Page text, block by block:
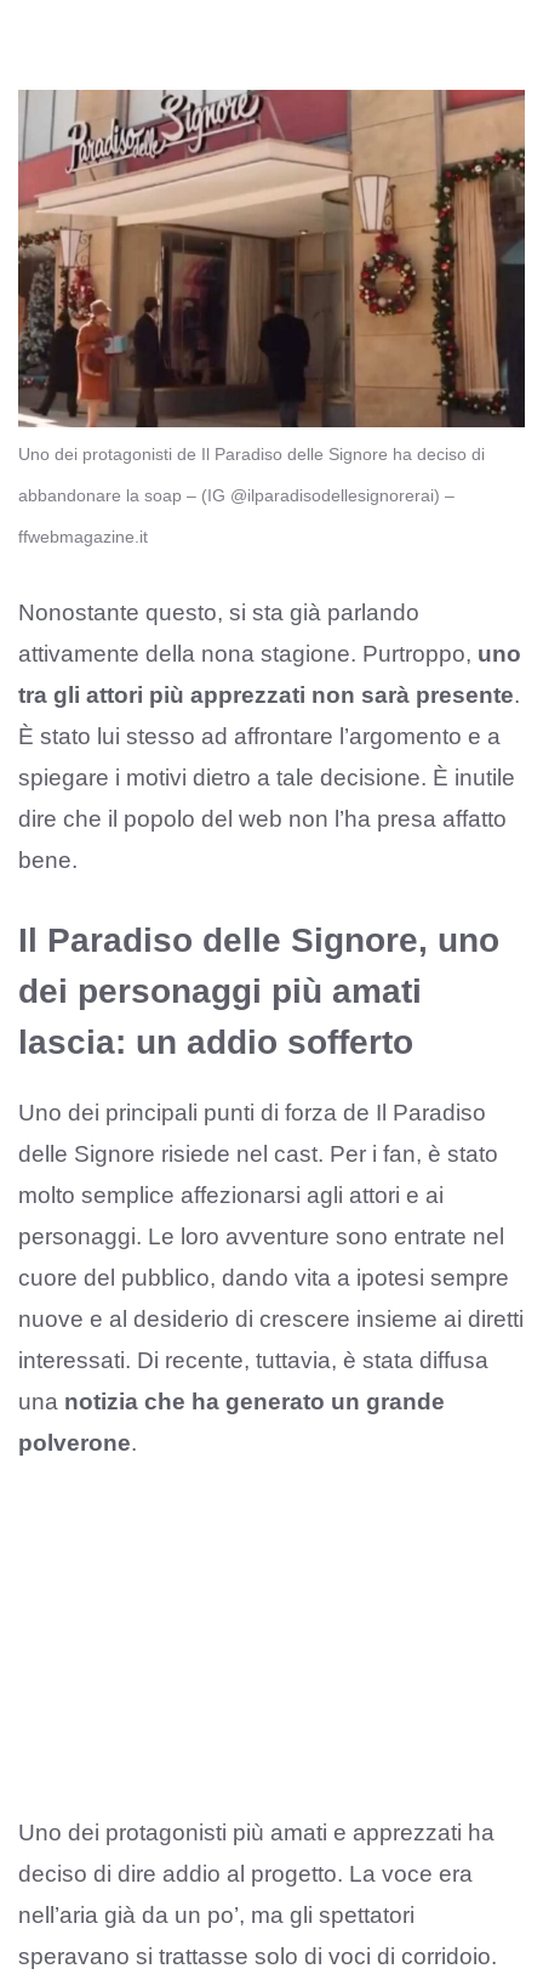
Uno dei protagonisti de Il Paradiso delle Signore ha deciso di
abbandonare la soap – (IG @ilparadisodellesignorerai) –
ffwebmagazine.it
Nonostante questo, si sta già parlando
attivamente della nona stagione. Purtroppo, uno
tra gli attori più apprezzati non sarà presente.
È stato lui stesso ad affrontare l’argomento e a
spiegare i motivi dietro a tale decisione. È inutile
dire che il popolo del web non l’ha presa affatto
bene.
Il Paradiso delle Signore, uno
dei personaggi più amati
lascia: un addio sofferto
Uno dei principali punti di forza de Il Paradiso
delle Signore risiede nel cast. Per i fan, è stato
molto semplice affezionarsi agli attori e ai
personaggi. Le loro avventure sono entrate nel
cuore del pubblico, dando vita a ipotesi sempre
nuove e al desiderio di crescere insieme ai diretti
interessati. Di recente, tuttavia, è stata diffusa
una notizia che ha generato un grande
polverone.
Uno dei protagonisti più amati e apprezzati ha
deciso di dire addio al progetto. La voce era
nell’aria già da un po’, ma gli spettatori
speravano si trattasse solo di voci di corridoio.